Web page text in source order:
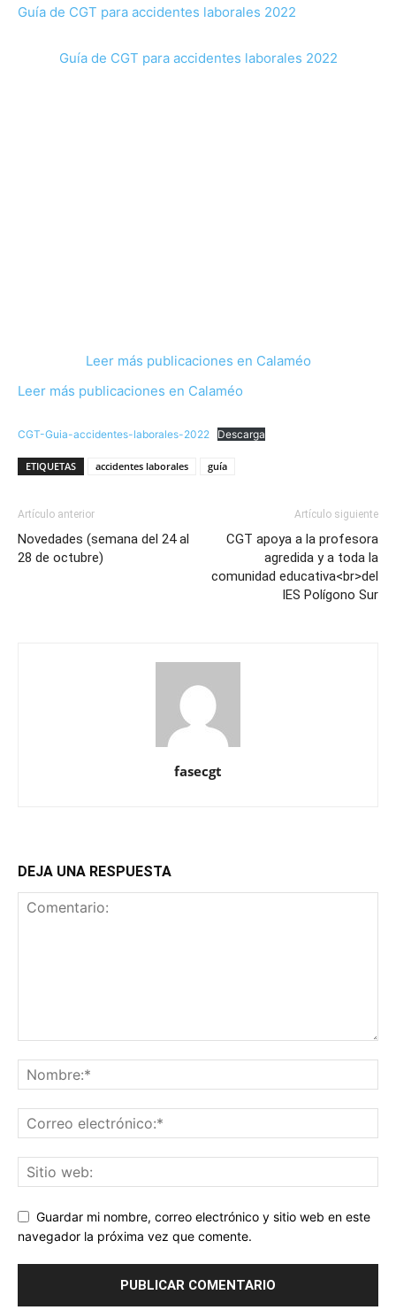
Guía de CGT para accidentes laborales 2022
Guía de CGT para accidentes laborales 2022
Leer más publicaciones en Calaméo
Leer más publicaciones en Calaméo
CGT-Guia-accidentes-laborales-2022 Descarga
ETIQUETAS accidentes laborales guía
Artículo anterior
Novedades (semana del 24 al
28 de octubre)
Artículo siguiente
CGT apoya a la profesora
agredida y a toda la
comunidad educativa<br>del
IES Polígono Sur
fasecgt
DEJA UNA RESPUESTA
Guardar mi nombre, correo electrónico y sitio web en este
navegador la próxima vez que comente.